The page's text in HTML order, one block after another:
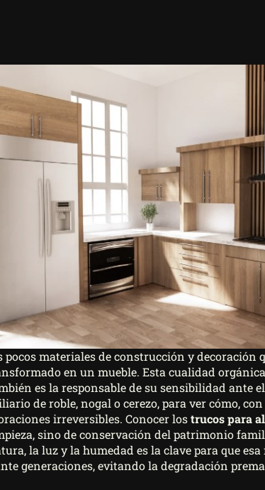
pocos materiales de construcción y decoración
en un mueble. Esta cualidad
es la responsable de su sensibilidad ante
de roble, nogal o cerezo, para ver cómo,
irreversibles. Conocer lostrucos para
sino de conservación del patrimonio
la luz y la humedad es la clave para que
generaciones, evitando la degradación